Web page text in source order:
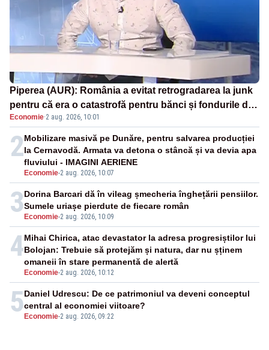
Piperea (AUR): România a evitat retrogradarea la junk
pentru că era o catastrofă pentru bănci și fondurile de
pensii
Economie·2 aug. 2026, 10:01
2
Economie-2 aug. 2026, 10:07
Mobilizare masivă pe Dunăre, pentru salvarea producției
la Cernavodă. Armata va detona o stâncă și va devia apa
fluviului - IMAGINI AERIENE
3 Economie-2 aug. 2026, 10:09
Dorina Barcari dă în vileag șmecheria înghețării pensiilor.
Sumele uriașe pierdute de fiecare român
4
Economie-2 aug. 2026, 10:12
Mihai Chirica, atac devastator la adresa progresiștilor lui
Bolojan: Trebuie să protejăm și natura, dar nu șținem
omaneii în stare permanentă de alertă
5 Economie-2 aug. 2026, 09:22
Daniel Udrescu: De ce patrimoniul va deveni conceptul
central al economiei viitoare?